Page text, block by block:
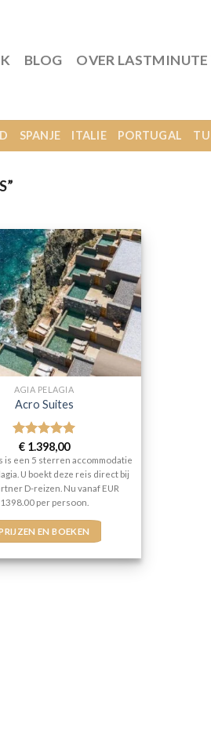
BLOG OVER
SPANJE ITALIE PORTUGAL
AGIA PELAGIA
Acro Suites
Gewaardeerd
5uit 5
€1.398,00
is een 5 sterren accommodatie
U boekt deze reis direct bij
D-reizen. Nu vanaf EUR
1398.00 per persoon.
EN BOEKEN